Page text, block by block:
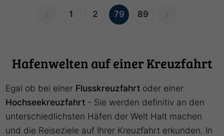
1 2 79 89
Hafenwelten auf einer Kreuzfahrt
Egal ob bei einer Flusskreuzfahrt oder einer
Hochseekreuzfahrt - Sie werden definitiv an den
unterschiedlichsten Häfen der Welt Halt machen
und die Reiseziele auf Ihrer Kreuzfahrt erkunden. In